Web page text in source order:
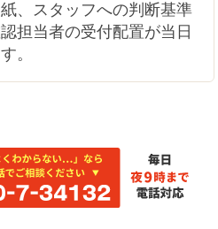
、スタッフへの判断基準
担当者の受付配置が当日
。